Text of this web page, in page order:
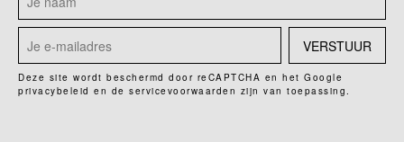
VERSTUUR
Deze site wordt beschermd door reCAPTCHA en het Google
privacybeleid en de servicevoorwaarden zijn van toepassing.